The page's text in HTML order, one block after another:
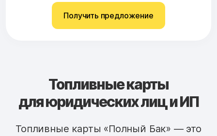
Получить предложение
Топливные карты
для юридических лиц и ИП
Топливные карты «Полный Бак» — это